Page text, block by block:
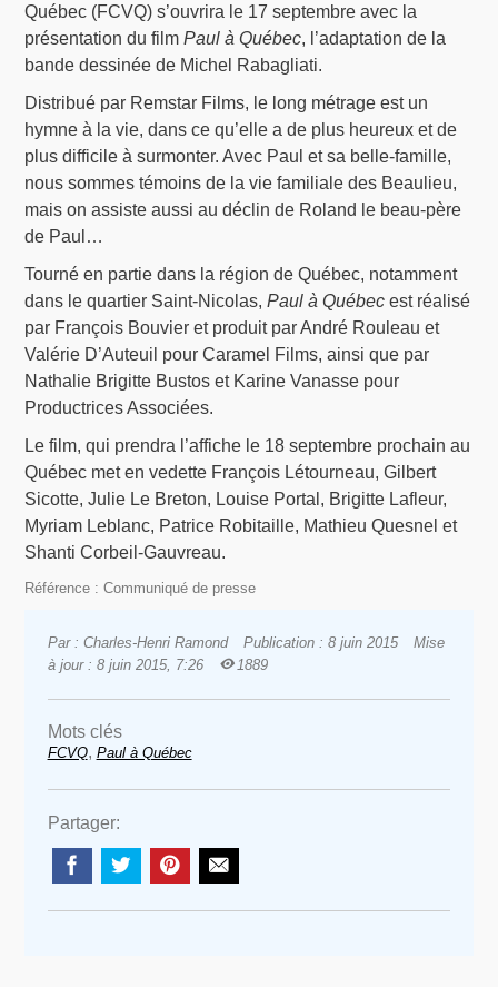
Québec (FCVQ) s’ouvrira le 17 septembre avec la
présentation du filmPaul à Québec, l’adaptation de la
bande dessinée de Michel Rabagliati.
Distribué par Remstar Films, le long métrage est un
hymne à la vie, dans ce qu’elle a de plus heureux et de
plus difficile à surmonter. Avec Paul et sa belle-famille,
nous sommes témoins de la vie familiale des Beaulieu,
mais on assiste aussi au déclin de Roland le beau-père
de Paul…
Tourné en partie dans la région de Québec, notamment
dans le quartier Saint-Nicolas,Paul à Québec est réalisé
par François Bouvier et produit par André Rouleau et
Valérie D’Auteuil pour Caramel Films, ainsi que par
Nathalie Brigitte Bustos et Karine Vanasse pour
Productrices Associées.
Le film, qui prendra l’affiche le 18 septembre prochain au
Québec met en vedette François Létourneau, Gilbert
Sicotte, Julie Le Breton, Louise Portal, Brigitte Lafleur,
Myriam Leblanc, Patrice Robitaille, Mathieu Quesnel et
Shanti Corbeil-Gauvreau.
Référence : Communiqué de presse
Par : Charles-Henri Ramond Publication : 8 juin 2015
Mise
à jour : 8 juin 2015, 7:26
1889
Mots clés
FCVQ, Paul à Québec
Partager: